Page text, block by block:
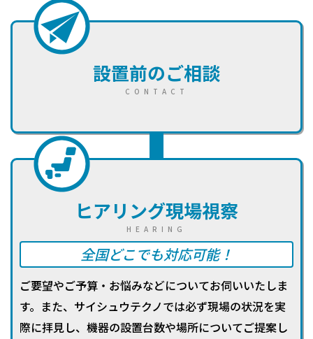
設置前のご相談
CONTACT
ヒアリング現場視察
HEARING
全国どこでも対応可能！
ご要望やご予算・お悩みなどについてお伺いいたしま
す。また、サイシュウテクノでは必ず現場の状況を実
際に拝見し、機器の設置台数や場所についてご提案し